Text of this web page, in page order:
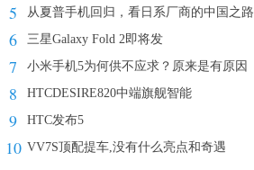
5 从夏普手机回归，看日系厂商的中国之路
6 三星Galaxy Fold 2即将发
7 小米手机5为何供不应求？原来是有原因
8 HTCDESIRE820中端旗舰智能
9 HTC发布5
10 VV7S顶配提车,没有什么亮点和奇遇